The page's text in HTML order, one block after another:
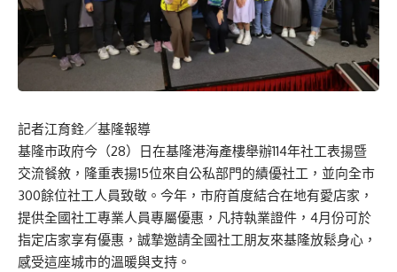
記者江育銓／基隆報導
基隆市政府今（28）日在基隆港海產樓舉辦114年社工表揚暨
交流餐敘，隆重表揚15位來自公私部門的績優社工，並向全市
300餘位社工人員致敬。今年，市府首度結合在地有愛店家，
提供全國社工專業人員專屬優惠，凡持執業證件，4月份可於
指定店家享有優惠，誠摯邀請全國社工朋友來基隆放鬆身心，
感受這座城市的溫暖與支持。